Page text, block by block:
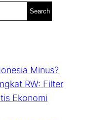
Search
Minus?
RW: Filter
Ekonomi